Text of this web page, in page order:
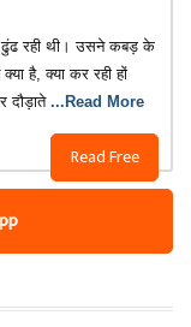
Read Free
ढुंढ रही थी। उसने कबड़ के
है, क्या कर रही हों
दौड़ाते...Read More